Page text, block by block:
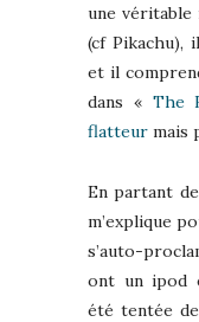
une véritable
(cf Pikachu),
et il
dans « The
flatteur mais
En partant
m’explique
s’auto-
ont un ipod
été tentée